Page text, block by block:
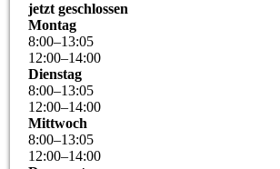
jetzt geschlossen
Montag
8:00–13:05
12:00–14:00
Dienstag
8:00–13:05
12:00–14:00
Mittwoch
8:00–13:05
12:00–14:00